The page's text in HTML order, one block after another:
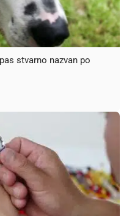
stvarno nazvan po